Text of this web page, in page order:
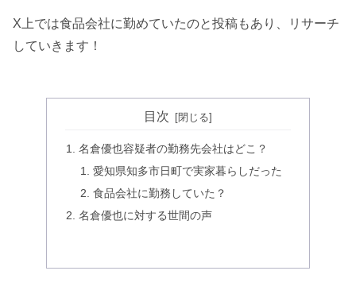
X上では食品会社に勤めていたのと投稿もあり、リサーチ
していきます！
目次
名倉優也容疑者の勤務先会社はどこ？
愛知県知多市日町で実家暮らしだった
食品会社に勤務していた？
名倉優也に対する世間の声